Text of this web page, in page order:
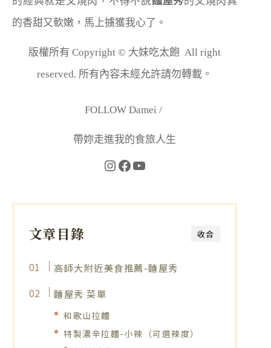
的香甜又軟嫩，馬上擄獲我心了。
版權所有 Copyright © 大妹吃太飽 All right
reserved. 所有內容未經允許請勿轉載。
FOLLOW Damei /
帶妳走進我的食旅人生
收合
文章目錄
高師大附近美食推薦-麵屋秀
麵屋秀 菜單
和歌山拉麵
特製濃辛拉麵-小辣（可選辣度）